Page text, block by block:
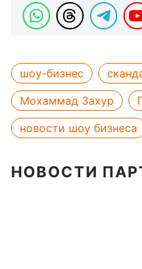
шоу-бизнес
Мохаммад Захур
новости шоу бизнеса
НОВОСТИ